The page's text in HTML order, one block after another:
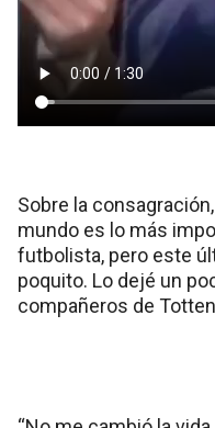
Sobre la
mundo es lo más
futbolista, pero este
poquito. Lo dejé un
compañeros de